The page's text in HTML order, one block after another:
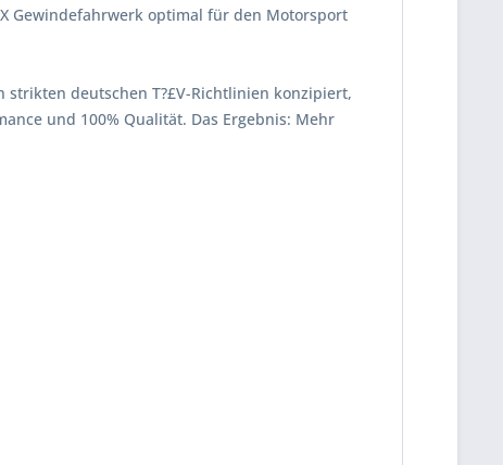
Gewindefahrwerk optimal für den Motorsport
strikten deutschen T?£V-Richtlinien konzipiert,
und 100% Qualität. Das Ergebnis: Mehr